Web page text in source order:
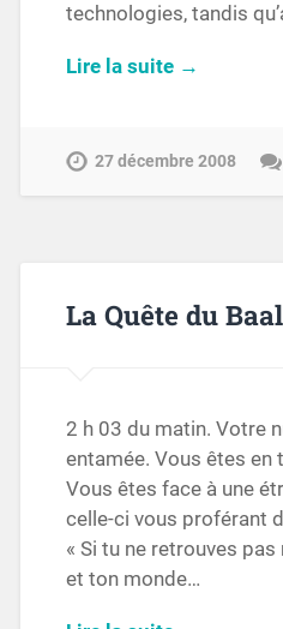
technologies, tandis
Lire la suite →
27 décembre 2008
La Quête du Baal
2 h 03 du matin. Votre
entamée. Vous êtes en
Vous êtes face à une
celle-ci vous proférant
« Si tu ne retrouves
et ton monde…